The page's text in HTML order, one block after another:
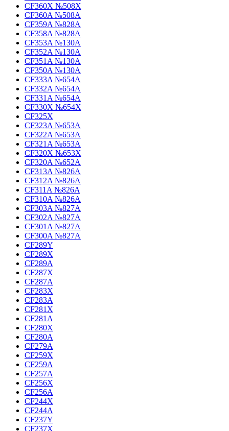
CF360X №508X
CF360A №508A
CF359A №828A
CF358A №828A
CF353A №130A
CF352A №130A
CF351A №130A
CF350A №130A
CF333A №654A
CF332A №654A
CF331A №654A
CF330X №654X
CF325X
CF323A №653A
CF322A №653A
CF321A №653A
CF320X №653X
CF320A №652A
CF313A №826A
CF312A №826A
CF311A №826A
CF310A №826A
CF303A №827A
CF302A №827A
CF301A №827A
CF300A №827A
CF289Y
CF289X
CF289A
CF287X
CF287A
CF283X
CF283A
CF281X
CF281A
CF280X
CF280A
CF279A
CF259X
CF259A
CF257A
CF256X
CF256A
CF244X
CF244A
CF237Y
CF237X